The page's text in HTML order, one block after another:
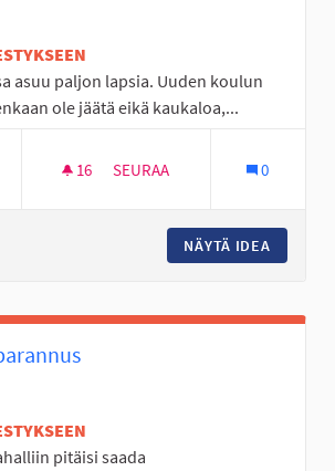
asuu paljon lapsia. Uuden koulun
ole jäätä eikä kaukaloa,...
16 16 SEURAAJAA
SEURAA 0
NÄYTÄ IDEA
pitäisi saada